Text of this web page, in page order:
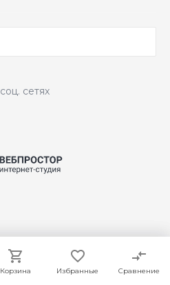
Корзина Избранные Сравнение
Корзина Избранные Сравнение
сетях
безопасности", Все права